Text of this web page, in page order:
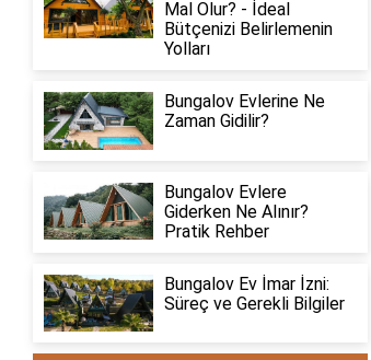
Mal Olur? - İdeal
Bütçenizi Belirlemenin
Yolları
Bungalov Evlerine Ne
Zaman Gidilir?
Bungalov Evlere
Giderken Ne Alınır?
Pratik Rehber
Bungalov Ev İmar İzni:
Süreç ve Gerekli Bilgiler